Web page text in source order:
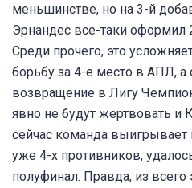
меньшинстве, но на 3-й
Эрнандес все-таки оформил
Среди прочего, это
борьбу за 4-е место в АПЛ, а
возвращение в Лигу
явно не будут жертвовать и
сейчас команда выигрывает
уже 4-х противников,
полуфинал. Правда, из всего